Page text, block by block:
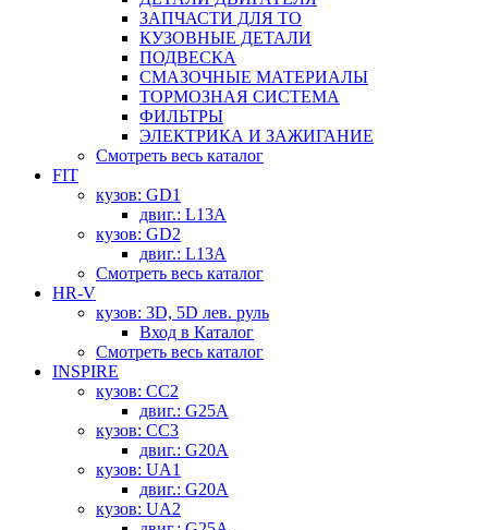
ЗАПЧАСТИ ДЛЯ ТО
КУЗОВНЫЕ ДЕТАЛИ
ПОДВЕСКА
СМАЗОЧНЫЕ МАТЕРИАЛЫ
ТОРМОЗНАЯ СИСТЕМА
ФИЛЬТРЫ
ЭЛЕКТРИКА И ЗАЖИГАНИЕ
Смотреть весь каталог
FIT
кузов: GD1
двиг.: L13A
кузов: GD2
двиг.: L13A
Смотреть весь каталог
HR-V
кузов: 3D, 5D лев. руль
Вход в Каталог
Смотреть весь каталог
INSPIRE
кузов: CC2
двиг.: G25A
кузов: CC3
двиг.: G20A
кузов: UA1
двиг.: G20A
кузов: UA2